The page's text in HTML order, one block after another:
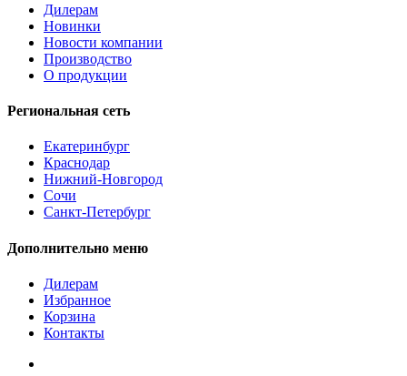
Дилерам
Новинки
Новости компании
Производство
О продукции
Региональная сеть
Екатеринбург
Краснодар
Нижний-Новгород
Сочи
Санкт-Петербург
Дополнительно меню
Дилерам
Избранное
Корзина
Контакты